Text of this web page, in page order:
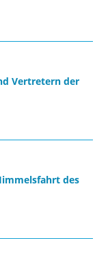
Vertretern der
des